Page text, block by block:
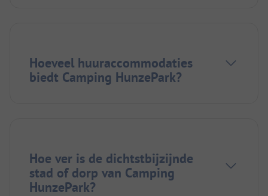
Hoeveel huuraccommodaties
biedt Camping HunzePark?
Hoe ver is de dichtstbijzijnde
stad of dorp van Camping
HunzePark?